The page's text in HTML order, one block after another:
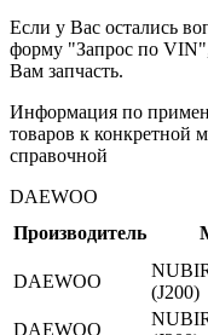
Если у Вас остались
форму "Запрос по
Вам запчасть.
Информация по
товаров к конкретной
справочной
DAEWOO
Производитель
DAEWOO
(J200)
DAEWOO